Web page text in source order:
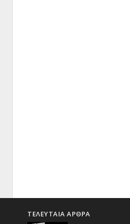
ΤΕΛΕΥΤΑΙΑ ΑΡΘΡΑ